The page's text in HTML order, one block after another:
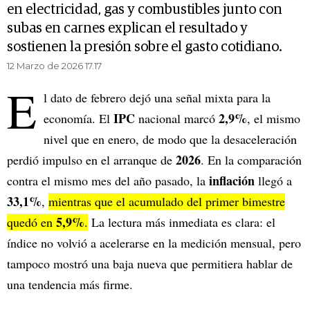
en electricidad, gas y combustibles junto con
subas en carnes explican el resultado y
sostienen la presión sobre el gasto cotidiano.
12 Marzo de 2026 17.17
E l dato de febrero dejó una señal mixta para la
economía. El IPC nacional marcó 2,9%, el mismo
nivel que en enero, de modo que la desaceleración
perdió impulso en el arranque de 2026. En la comparación
contra el mismo mes del año pasado, la inflación llegó a
33,1%, mientras que el acumulado del primer bimestre
quedó en 5,9%. La lectura más inmediata es clara: el
índice no volvió a acelerarse en la medición mensual, pero
tampoco mostró una baja nueva que permitiera hablar de
una tendencia más firme.